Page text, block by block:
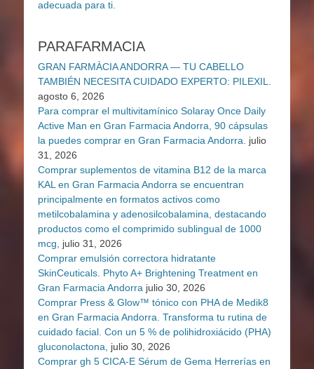
PARAFARMACIA
GRAN FARMÀCIA ANDORRA — TU CABELLO
TAMBIÉN NECESITA CUIDADO EXPERTO: PILEXIL.
agosto 6, 2026
Para comprar el multivitamínico Solaray Once Daily
Active Man en Gran Farmacia Andorra, 90 cápsulas
la puedes comprar en Gran Farmacia Andorra.
julio
31, 2026
Comprar suplementos de vitamina B12 de la marca
KAL en Gran Farmacia Andorra se encuentran
principalmente en formatos activos como
metilcobalamina y adenosilcobalamina, destacando
productos como el comprimido sublingual de 1000
mcg,
julio 31, 2026
Comprar emulsión correctora hidratante
SkinCeuticals. Phyto A+ Brightening Treatment en
Gran Farmacia Andorra julio 30, 2026
Comprar Press & Glow™ tónico con PHA de Medik8
en Gran Farmacia Andorra. Transforma tu rutina de
cuidado facial. Con un 5 % de polihidroxiácido (PHA)
gluconolactona,
julio 30, 2026
Comprar gh 5 CICA-E Sérum de Gema Herrerías en